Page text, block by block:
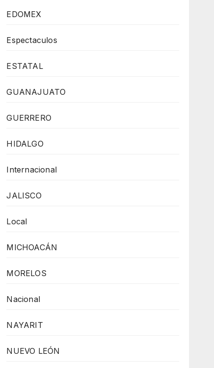
EDOMEX
Espectaculos
ESTATAL
GUANAJUATO
GUERRERO
HIDALGO
Internacional
JALISCO
Local
MICHOACÁN
MORELOS
Nacional
NAYARIT
NUEVO LEÓN